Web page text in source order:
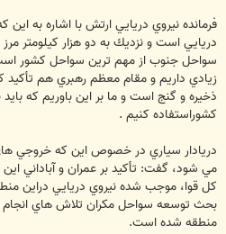
فرمانده نيروي دريايي ارتش با اشاره به
دريايي است و نزديك به دو هزار كيلومتر
سواحل جنوب از مهم ترين سواحل كشور
زيادي داريم و مقام معظم رهبري هم تأكيد
ذخيره و گنج است و ما بر اين باوريم كه بايد
كشوراستفاده كنيم .
دريادار سياري در خصوص اين كه خروجي
مي شود، گفت: تأكيد بر عمران و آباداني
كل قوا، موجب شده نيروي دريايي دراين
بحث توسعه سواحل مكران تلاش هاي
منطقه شده است.